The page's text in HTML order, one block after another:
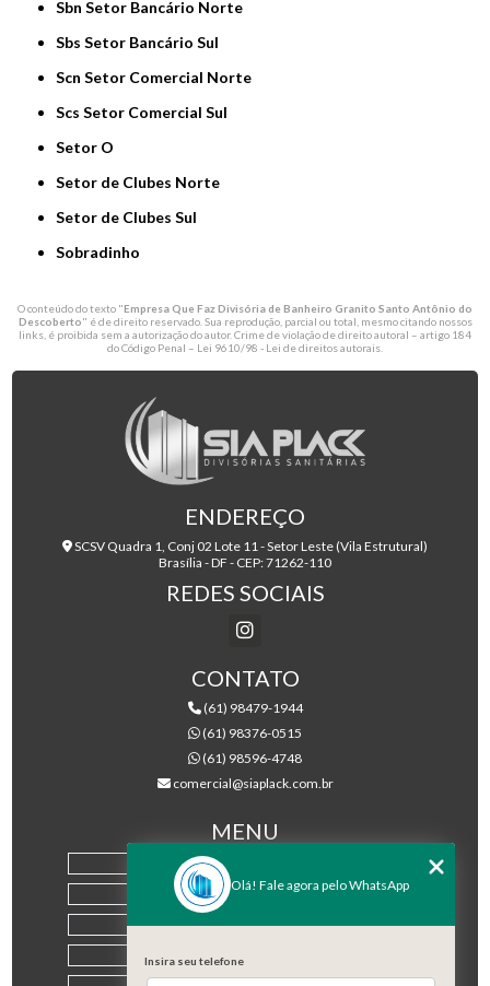
Sbn Setor Bancário Norte
Sbs Setor Bancário Sul
Scn Setor Comercial Norte
Scs Setor Comercial Sul
Setor O
Setor de Clubes Norte
Setor de Clubes Sul
Sobradinho
O conteúdo do texto "Empresa Que Faz Divisória de Banheiro Granito Santo Antônio do
Descoberto" é de direito reservado. Sua reprodução, parcial ou total, mesmo citando nossos
links, é proibida sem a autorização do autor. Crime de violação de direito autoral – artigo 184
do Código Penal – Lei 9610/98 - Lei de direitos autorais
ENDEREÇO
SCSV Quadra 1, Conj 02 Lote 11 - Setor Leste (Vila Estrutural)
Brasília - DF - CEP: 71262-110
REDES SOCIAIS
CONTATO
(61) 98479-1944
(61) 98376-0515
(61) 98596-4748
comercial@siaplack.com.br
MENU
EMPRESA
PRODUTOS
Olá! Fale agora pelo WhatsApp
Insira seu telefone